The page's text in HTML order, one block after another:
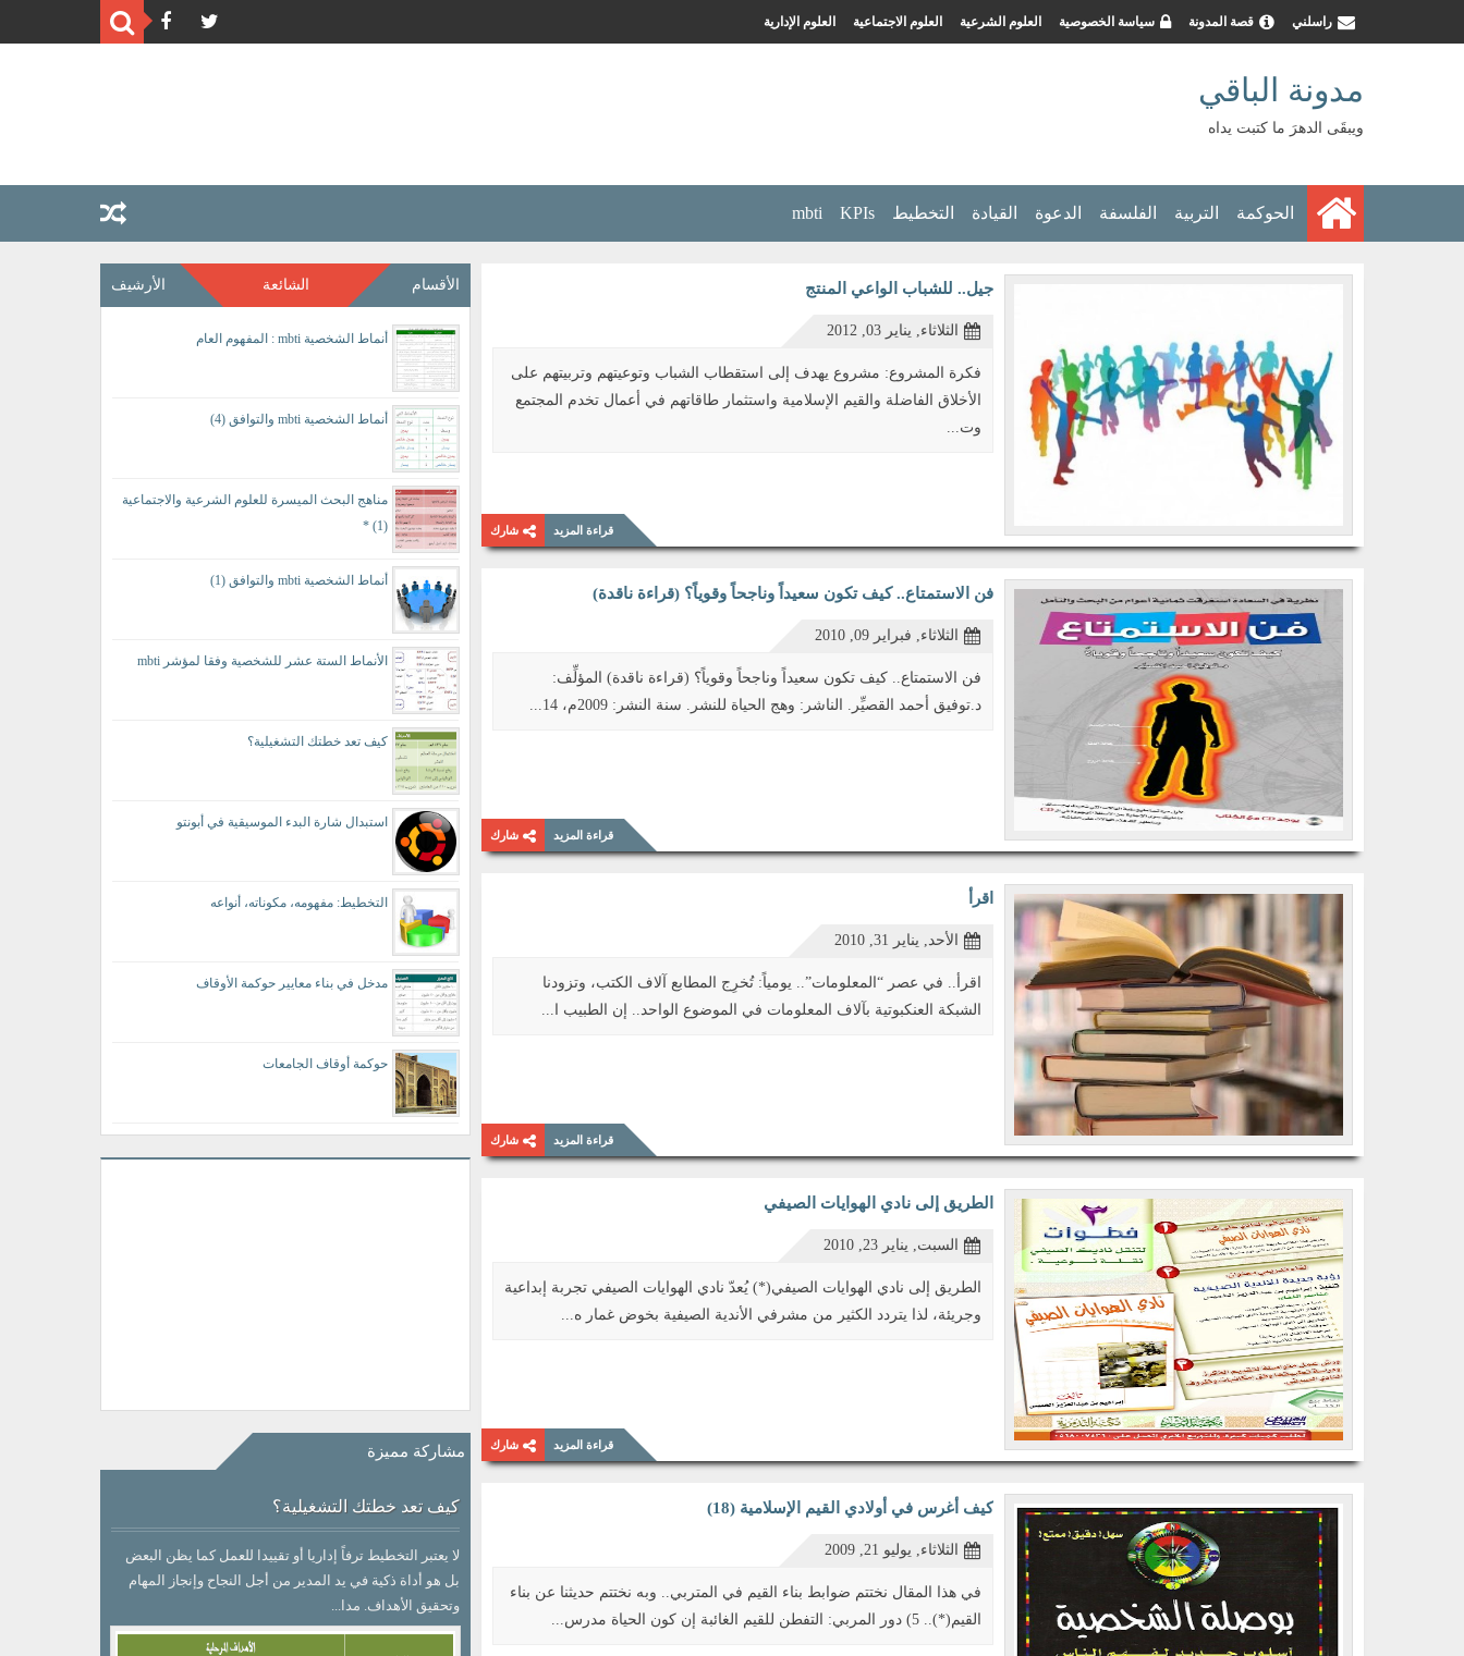
راسلني قصة المدونة سياسة الخصوصية العلوم الشرعية العلوم الاجتماعية العلوم الإدارية
مدونة الباقي
ويبقَى الدهرَ ما كتبت يداه
الحوكمة التربية الفلسفة الدعوة القيادة التخطيط KPIs
mbti
جيل.. للشباب الواعي المنتج
الثلاثاء, يناير 03, 2012
فكرة المشروع: مشروع يهدف إلى استقطاب الشباب وتوعيتهم وتربيتهم على
الأخلاق الفاضلة والقيم الإسلامية واستثمار طاقاتهم في أعمال تخدم المجتمع
وت...
قراءة المزيد شارك
فن الاستمتاع.. كيف تكون سعيداً وناجحاً وقوياً؟ (قراءة ناقدة)
الثلاثاء, فبراير 09, 2010
فن الاستمتاع.. كيف تكون سعيداً وناجحاً وقوياً؟ (قراءة ناقدة) المؤلِّف:
د.توفيق أحمد القصيِّر. الناشر: وهج الحياة للنشر. سنة النشر: 2009م، 14...
قراءة المزيد شارك
اقرأ
الأحد, يناير 31, 2010
اقرأ.. في عصر “المعلومات”.. يومياً: تُخرِج المطابع آلاف الكتب، وتزودنا
الشبكة العنكبوتية بآلاف المعلومات في الموضوع الواحد.. إن الطبيب ا...
قراءة المزيد شارك
الطريق إلى نادي الهوايات الصيفي
السبت, يناير 23, 2010
الطريق إلى نادي الهوايات الصيفي(*) يُعدّ نادي الهوايات الصيفي تجربة إبداعية
وجريئة، لذا يتردد الكثير من مشرفي الأندية الصيفية بخوض غمار ه...
قراءة المزيد شارك
كيف أغرس في أولادي القيم الإسلامية (18)
الثلاثاء, يوليو 21, 2009
في هذا المقال نختتم ضوابط بناء القيم في المتربي.. وبه نختتم حديثنا عن بناء
القيم(*).. 5) دور المربي: التفطن للقيم الغائبة إن كون الحياة مدرس...
الأقسام الشائعة الأرشيف
أنماط الشخصية mbti : المفهوم العام
أنماط الشخصية mbti والتوافق (4)
مناهج البحث الميسرة للعلوم الشرعية والاجتماعية
(1) *
أنماط الشخصية mbti والتوافق (1)
الأنماط الستة عشر للشخصية وفقا لمؤشر mbti
كيف تعد خطتك التشغيلية؟
استبدال شارة البدء الموسيقية في أبونتو
التخطيط: مفهومه، مكوناته، أنواعه
مدخل في بناء معايير حوكمة الأوقاف
حوكمة أوقاف الجامعات
مشاركة مميزة
كيف تعد خطتك التشغيلية؟
لا يعتبر التخطيط ترفاً إداريا أو تقييدا للعمل كما يظن البعض
بل هو أداة ذكية في يد المدير من أجل النجاح وإنجاز المهام
وتحقيق الأهداف. مدا...